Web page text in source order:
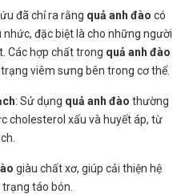
đã chỉ ra rằng quả anh đào có
đặc biệt là cho những người
Các hợp chất trong quả anh đào
viêm sưng bên trong cơ thể.
: Sử dụng quả anh đào thường
cholesterol xấu và huyết áp, từ
giàu chất xơ, giúp cải thiện hệ
táo bón.